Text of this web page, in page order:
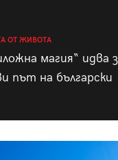
ОТ ЖИВОТА
магия“ идва
път на български